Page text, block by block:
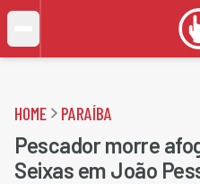
HOME PARAÍBA
Pescador morre
Seixas em João